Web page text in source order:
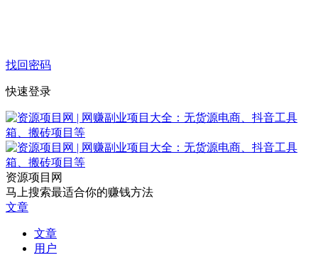
找回密码
快速登录
资源项目网
马上搜索最适合你的赚钱方法
文章
文章
用户